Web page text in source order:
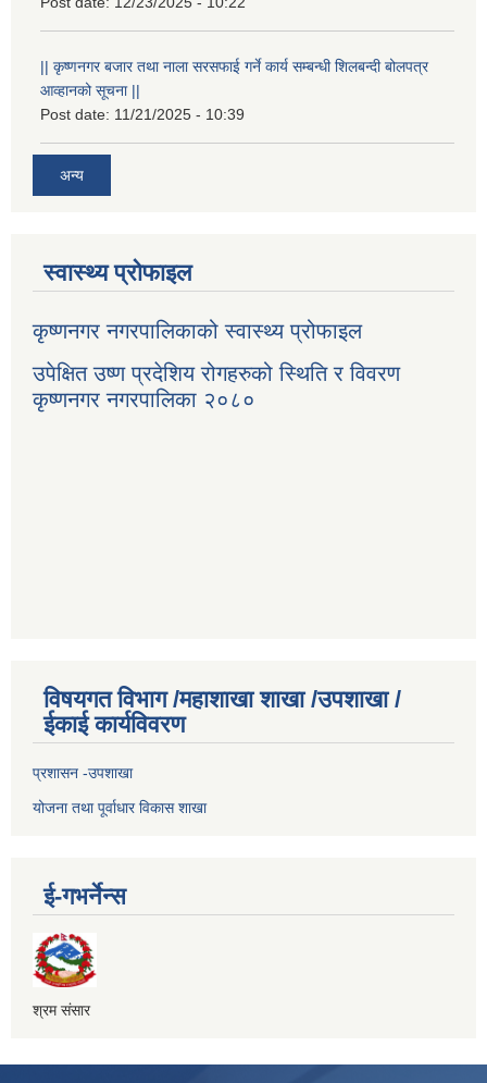
|| कृष्णनगर बजार तथा नाला सरसफाई गर्ने कार्य सम्बन्धी शिलबन्दी बोलपत्र
आव्हानको सूचना ||
Post date: 11/21/2025 - 10:39
अन्य
स्वास्थ्य प्रोफाइल
कृष्णनगर नगरपालिकाको स्वास्थ्य प्रोफाइल
उपेक्षित उष्ण प्रदेशिय रोगहरुको स्थिति र विवरण
कृष्णनगर नगरपालिका २०८०
विषयगत विभाग /महाशाखा शाखा /उपशाखा /
ईकाई कार्यविवरण
प्रशासन -उपशाखा
योजना तथा पूर्वाधार विकास शाखा
ई-गभर्नेन्स
श्रम संसार